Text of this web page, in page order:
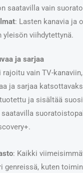
saatavilla vain
: Lasten kanavia ja
yleisön viihdytettynä.
ja sarjaa
rajoitu vain TV-
ja sarjaa
ja sisältää
: Kaikki
genreissä, kuten